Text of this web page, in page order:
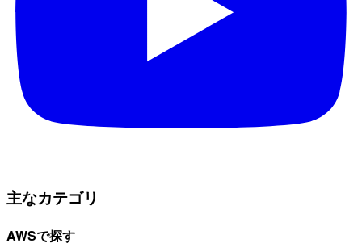
主なカテゴリ
AWSで探す